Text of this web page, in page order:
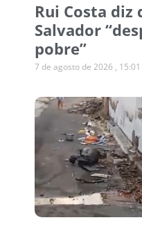
Rui Costa diz
Salvador
pobre”
7 de agosto de 2026 15:01